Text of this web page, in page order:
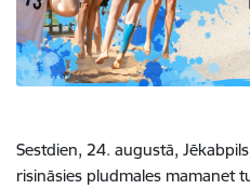
Sestdien, 24. augustā,
risināsies pludmales mamanet